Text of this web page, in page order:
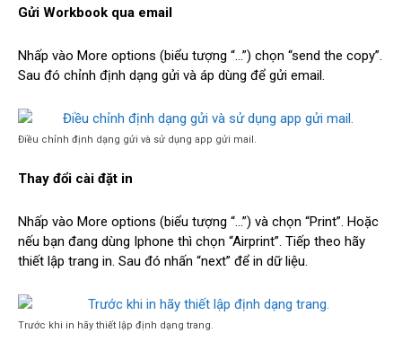
Gửi Workbook qua email
Nhấp vào More options (biểu tượng “…”) chọn “send the copy”.
Sau đó chỉnh định dạng gửi và áp dùng để gửi email.
Điều chỉnh định dạng gửi và sử dụng app gửi mail.
Thay đổi cài đặt in
Nhấp vào More options (biểu tượng “…”) và chọn “Print”. Hoặc
nếu bạn đang dùng Iphone thì chọn “Airprint”. Tiếp theo hãy
thiết lập trang in. Sau đó nhấn “next” để in dữ liệu.
Trước khi in hãy thiết lập định dạng trang.